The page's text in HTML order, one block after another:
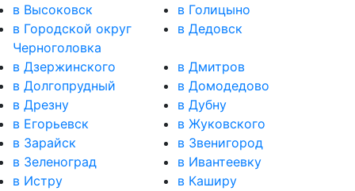
в Высоковск
в Голицыно
в Городской округ
Черноголовка
в Дедовск
в Дзержинского
в Дмитров
в Долгопрудный
в Домодедово
в Дрезну
в Дубну
в Егорьевск
в Жуковского
в Зарайск
в Звенигород
в Зеленоград
в Ивантеевку
в Истру
в Каширу